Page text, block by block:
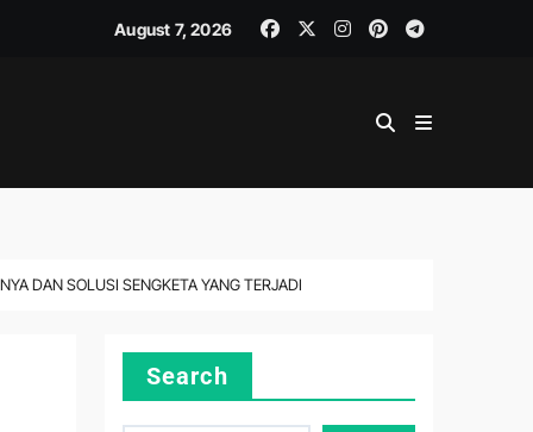
August 7, 2026
DAN SOLUSI SENGKETA YANG TERJADI
Search